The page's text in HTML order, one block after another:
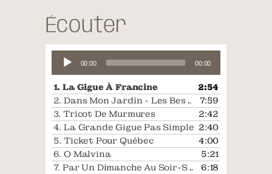
Écouter
Lecteur
audio
00:00 00:00
1.La Gigue À Francine
2:54
2.Dans Mon Jardin - Les Bessonnes
7:59
3.Tricot De Murmures
2:42
4.La Grande Gigue Pas Simple 2:40
5.Ticket Pour Québec
4:00
6.O Malvina
5:21
7.Par Un Dimanche Au Soir-Sainte-Hilaire / Musique du Coeur
6:18